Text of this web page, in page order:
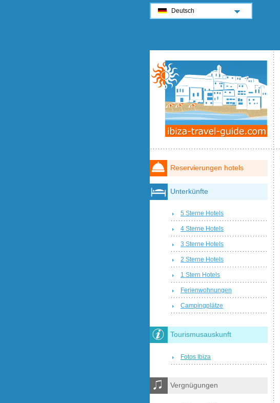
Reservierungen hotels
Unterkünfte
5 Sterne Hotels
4 Sterne Hotels
3 Sterne Hotels
2 Sterne Hotels
1 Stern Hotels
Ferienwohnungen
Campingplätze
Tourismusauskunft
Fotos Ibiza
Vergnügungen
Deutsch